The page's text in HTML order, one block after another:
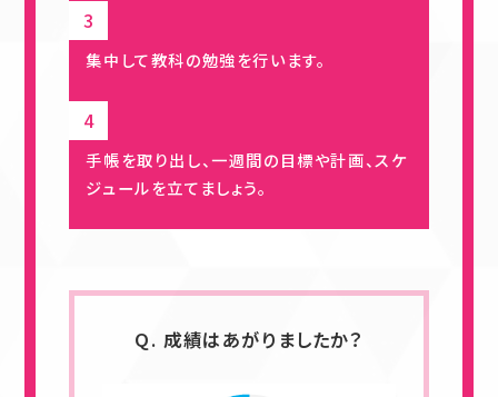
集中して教科の勉強を行います。
手帳を取り出し、一週間の目標や計画、スケ
ジュールを立てましょう。
Q. 成績はあがりましたか？